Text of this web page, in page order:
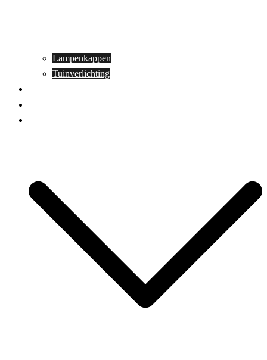
Lampenkappen
Tuinverlichting